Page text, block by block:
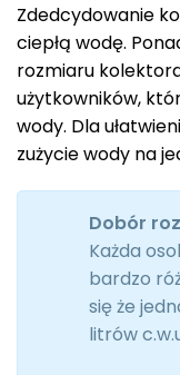
Zdedcydowanie
ciepłą wodę.
rozmiaru
użytkowników,
wody. Dla
zużycie wody na
Dobór
Każda
bardzo
się że
litrów